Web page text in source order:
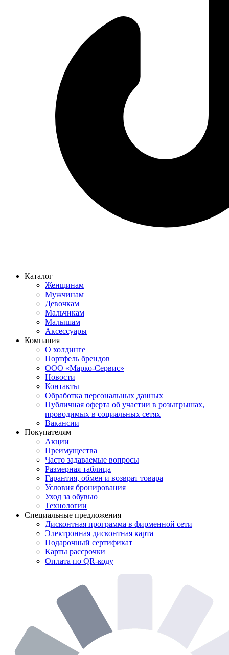
Каталог
Женщинам
Мужчинам
Девочкам
Мальчикам
Малышам
Аксессуары
Компания
О холдинге
Портфель брендов
ООО «Марко-Сервис»
Новости
Контакты
Обработка персональных данных
Публичная оферта об участии в розыгрышах,
проводимых в социальных сетях
Вакансии
Покупателям
Акции
Преимущества
Часто задаваемые вопросы
Размерная таблица
Гарантия, обмен и возврат товара
Условия бронирования
Уход за обувью
Технологии
Специальные предложения
Дисконтная программа в фирменной сети
Электронная дисконтная карта
Подарочный сертификат
Карты рассрочки
Оплата по QR-коду